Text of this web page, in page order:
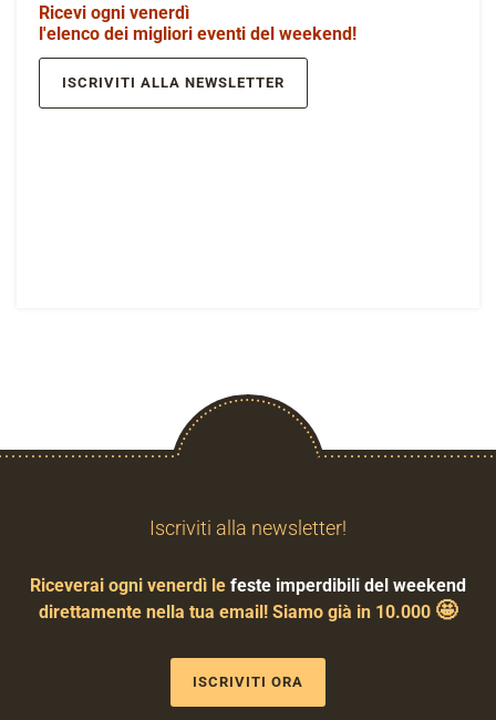
Ricevi ogni venerdì
l'elenco dei migliori eventi del weekend!
ISCRIVITI ALLA NEWSLETTER
Iscriviti alla newsletter!
Riceverai ogni venerdì le feste imperdibili del weekend
direttamente nella tua email! Siamo già in 10.000 🤩
ISCRIVITI ORA